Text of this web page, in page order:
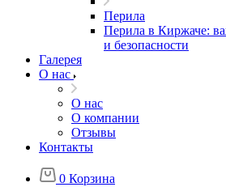
Перила
Перила в Киржаче:
и безопасности
Галерея
О нас
О нас
О компании
Отзывы
Контакты
0 Корзина